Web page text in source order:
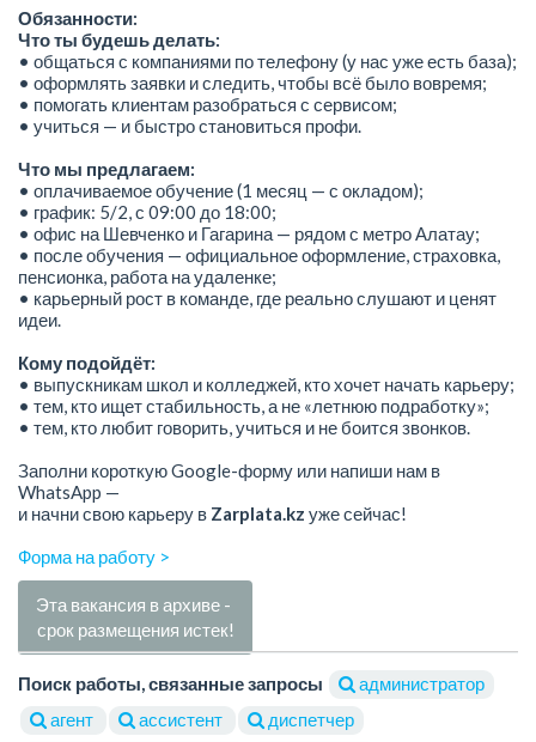
Обязанности:
Что ты будешь делать:
• общаться с компаниями по телефону (у нас уже есть база);
• оформлять заявки и следить, чтобы всё было вовремя;
• помогать клиентам разобраться с сервисом;
• учиться — и быстро становиться профи.
Что мы предлагаем:
• оплачиваемое обучение (1 месяц — с окладом);
• график: 5/2, с 09:00 до 18:00;
• офис на Шевченко и Гагарина — рядом с метро Алатау;
• после обучения — официальное оформление, страховка,
пенсионка, работа на удаленке;
• карьерный рост в команде, где реально слушают и ценят
идеи.
Кому подойдёт:
• выпускникам школ и колледжей, кто хочет начать карьеру;
• тем, кто ищет стабильность, а не «летнюю подработку»;
• тем, кто любит говорить, учиться и не боится звонков.
Заполни короткую Google-форму или напиши нам в
WhatsApp —
и начни свою карьеру в Zarplata.kz уже сейчас!
Форма на работу >
Эта вакансия в архиве -
срок размещения истек!
Поиск работы, связанные запросы
администратор
агент
ассистент
диспетчер